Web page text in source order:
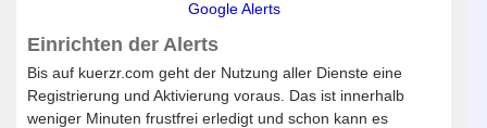
Google Alerts
Einrichten der Alerts
Bis auf kuerzr.com geht der Nutzung aller Dienste eine
Registrierung und Aktivierung voraus. Das ist innerhalb
weniger Minuten frustfrei erledigt und schon kann es